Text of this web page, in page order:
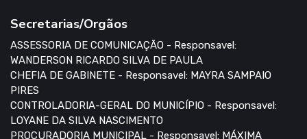
Secretarias/Orgãos
ASSESSORIA DE COMUNICAÇÃO - Responsavel:
WANDERSON RICARDO SILVA DE PAULA
CHEFIA DE GABINETE - Responsavel: MAYRA SAMPAIO
PIRES
CONTROLADORIA-GERAL DO MUNICÍPIO - Responsavel:
LOYANE DA SILVA NASCIMENTO
PROCURADORIA MUNICIPAL - Responsavel: MÁXIMA